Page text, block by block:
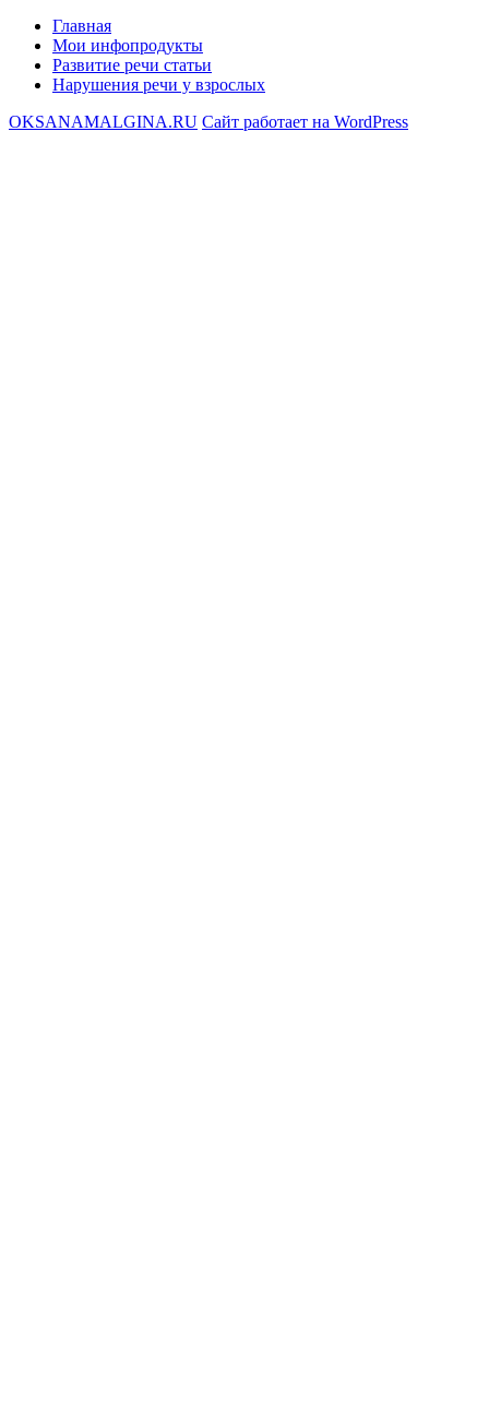
Главная
Мои инфопродукты
Развитие речи статьи
Нарушения речи у взрослых
OKSANAMALGINA.RU Сайт работает на WordPress